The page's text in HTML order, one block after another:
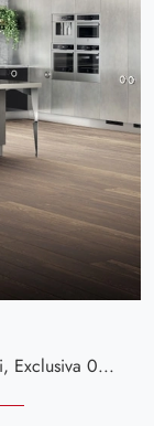
Se desideri una cucina moderna Scavolini, Exclusiva 09 in laccato lucido ti attende nel nostro negozio di Cucine Moderne ad angolo.